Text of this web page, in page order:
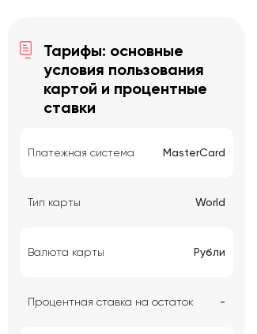
Тарифы: основные
условия пользования
картой и процентные
ставки
Платежная система MasterCard
Тип карты World
Валюта карты Рубли
Процентная ставка на остаток -